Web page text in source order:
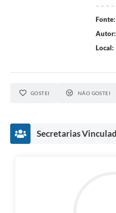
Fonte:
Autor:
Local:
GOSTEI NÃO GOSTEI
Secretarias